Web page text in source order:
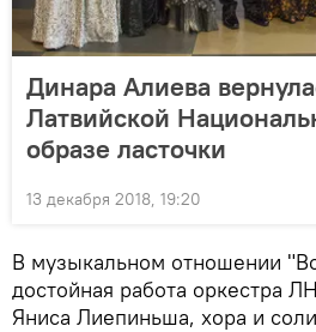
Динара Алиева
Латвийской
образе ласточки
13 декабря 2018, 19:20
В музыкальном отношении
достойная работа оркестра
Яниса Лиепиньша, хора и